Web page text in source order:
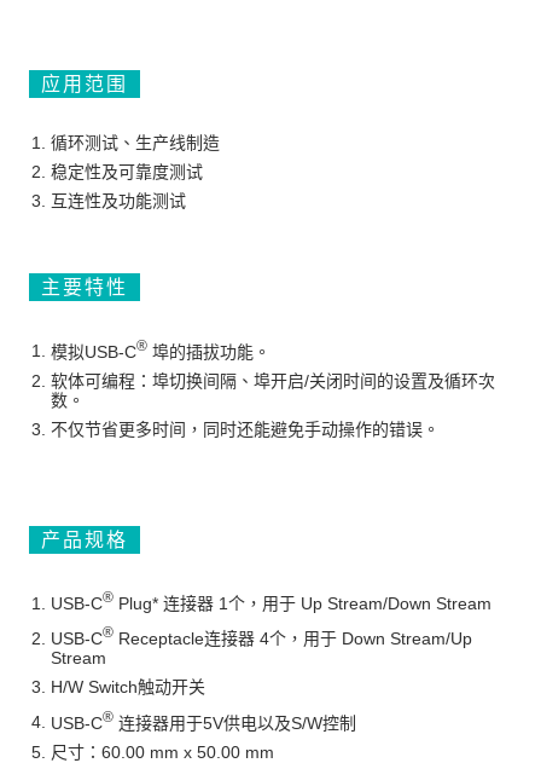
应用范围
循环测试、生产线制造
稳定性及可靠度测试
互连性及功能测试
主要特性
模拟USB-C® 埠的插拔功能。
软体可编程：埠切换间隔、埠开启/关闭时间的设置及循环次
数。
不仅节省更多时间，同时还能避免手动操作的错误。
产品规格
USB-C® Plug* 连接器 1个，用于 Up Stream/Down Stream
USB-C® Receptacle连接器 4个，用于 Down Stream/Up
Stream
H/W Switch触动开关
USB-C® 连接器用于5V供电以及S/W控制
尺寸：60.00 mm x 50.00 mm